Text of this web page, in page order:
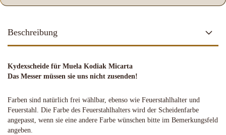
Beschreibung
Kydexscheide für Muela Kodiak Micarta
Das Messer müssen sie uns nicht zusenden!
Farben sind natürlich frei wählbar, ebenso wie Feuerstahlhalter und
Feuerstahl. Die Farbe des Feuerstahlhalters wird der Scheidenfarbe
angepasst, wenn sie eine andere Farbe wünschen bitte im Bemerkungsfeld
angeben.